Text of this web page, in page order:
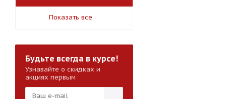
Показать все
Будьте всегда в курсе!
Узнавайте о скидках и
акциях первым